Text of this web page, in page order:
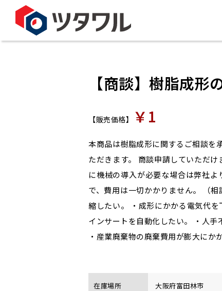
【商談】樹脂成形
【販売価格】 ￥1
本商品は樹脂成形に関するご相談を
ただきます。 商談申請していただ
に機械の導入が必要な場合は弊社
で、費用は一切かかりません。 （
縮したい。 ・成形にかかる電気代
インサートを自動化したい。 ・人手
・産業廃棄物の廃棄費用が膨大にか
在庫場所 大阪府富田林市